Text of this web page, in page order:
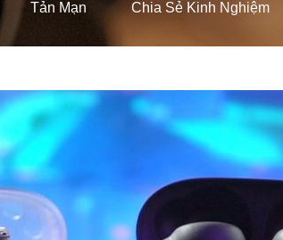
Tản Mạn Chia Sẻ Kinh Nghiệm